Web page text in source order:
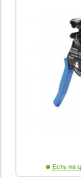
Есть на